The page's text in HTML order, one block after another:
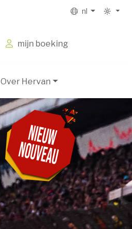
nl
mijn boeking
Over Hervan